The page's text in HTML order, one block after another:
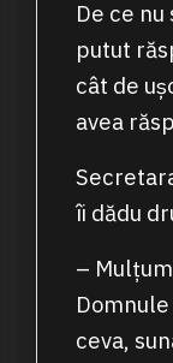
De ce
putut
cât de
avea
îi dădu
–
ceva,